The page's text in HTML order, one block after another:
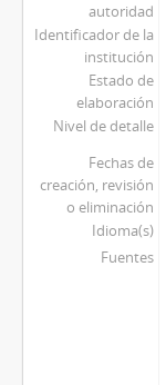
autoridad
Identificador de la
institución
Estado de
elaboración
Nivel de detalle
Fechas de
creación, revisión
o eliminación
Idioma(s)
Fuentes